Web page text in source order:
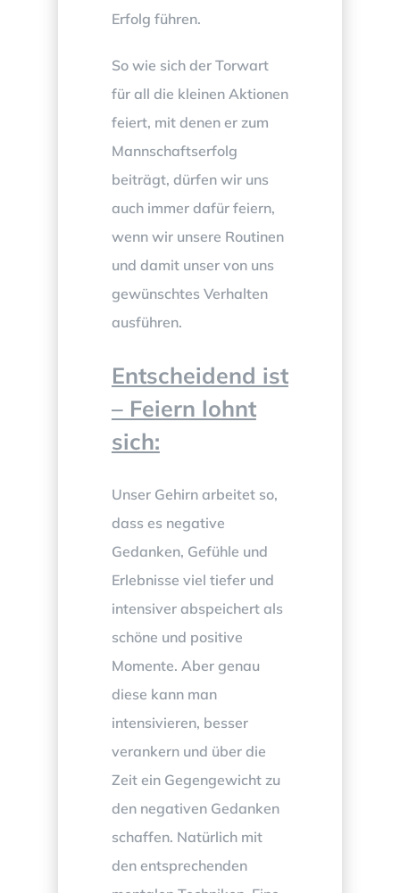
Erfolg führen.
So wie sich der Torwart
für all die kleinen Aktionen
feiert, mit denen er zum
Mannschaftserfolg
beiträgt, dürfen wir uns
auch immer dafür feiern,
wenn wir unsere Routinen
und damit unser von uns
gewünschtes Verhalten
ausführen.
Entscheidend ist
– Feiern lohnt
sich:
Unser Gehirn arbeitet so,
dass es negative
Gedanken, Gefühle und
Erlebnisse viel tiefer und
intensiver abspeichert als
schöne und positive
Momente. Aber genau
diese kann man
intensivieren, besser
verankern und über die
Zeit ein Gegengewicht zu
den negativen Gedanken
schaffen. Natürlich mit
den entsprechenden